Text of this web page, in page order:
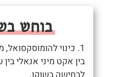
בוחש
1. כינוי להומוסקסואל,
בין אקט מיני אנאלי בין